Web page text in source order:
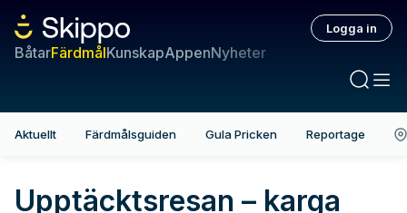
BåtarFärdmålKunskapAppenNyheter
Logga in
Aktuellt Färdmålsguiden Gula Pricken Reportage
Upptäcktsresan – karga